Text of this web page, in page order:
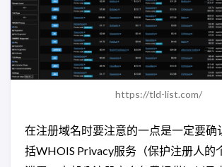
https://tld-list.com/
在注册域名时要注意的一点是一定要确
括WHOIS Privacy服务（保护注册人的